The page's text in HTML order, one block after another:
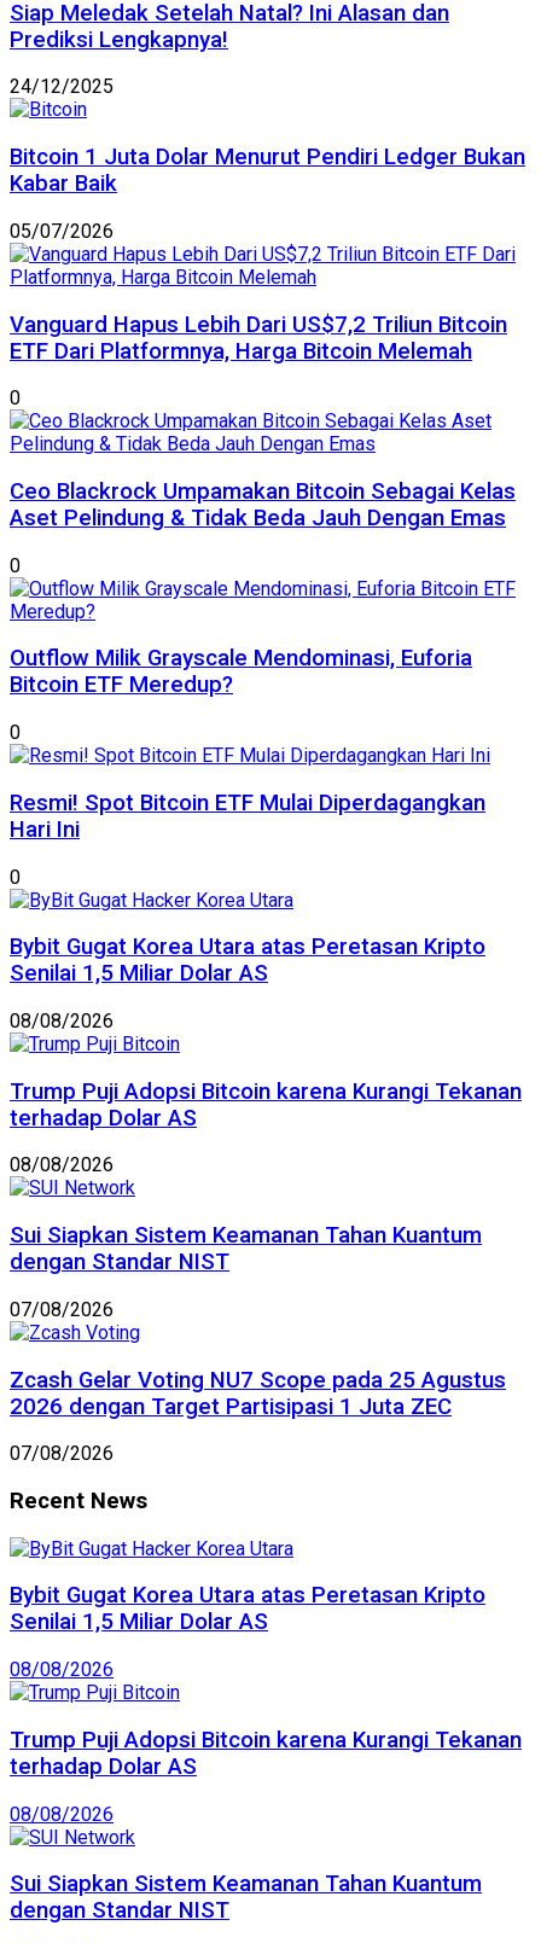
Siap Meledak Setelah Natal? Ini Alasan dan
Prediksi Lengkapnya!
24/12/2025
Bitcoin 1 Juta Dolar Menurut Pendiri Ledger Bukan
Kabar Baik
05/07/2026
Vanguard Hapus Lebih Dari US$7,2 Triliun Bitcoin
ETF Dari Platformnya, Harga Bitcoin Melemah
0
Ceo Blackrock Umpamakan Bitcoin Sebagai Kelas
Aset Pelindung & Tidak Beda Jauh Dengan Emas
0
Outflow Milik Grayscale Mendominasi, Euforia
Bitcoin ETF Meredup?
0
Resmi! Spot Bitcoin ETF Mulai Diperdagangkan
Hari Ini
0
Bybit Gugat Korea Utara atas Peretasan Kripto
Senilai 1,5 Miliar Dolar AS
08/08/2026
Trump Puji Adopsi Bitcoin karena Kurangi Tekanan
terhadap Dolar AS
08/08/2026
Sui Siapkan Sistem Keamanan Tahan Kuantum
dengan Standar NIST
07/08/2026
Zcash Gelar Voting NU7 Scope pada 25 Agustus
2026 dengan Target Partisipasi 1 Juta ZEC
07/08/2026
Recent News
Bybit Gugat Korea Utara atas Peretasan Kripto
Senilai 1,5 Miliar Dolar AS
08/08/2026
Trump Puji Adopsi Bitcoin karena Kurangi Tekanan
terhadap Dolar AS
08/08/2026
Sui Siapkan Sistem Keamanan Tahan Kuantum
dengan Standar NIST